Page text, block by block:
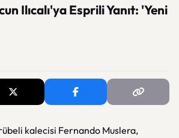
Ilıcalı'ya Esprili Yanıt: 'Yeni
kalecisi Fernando Muslera,